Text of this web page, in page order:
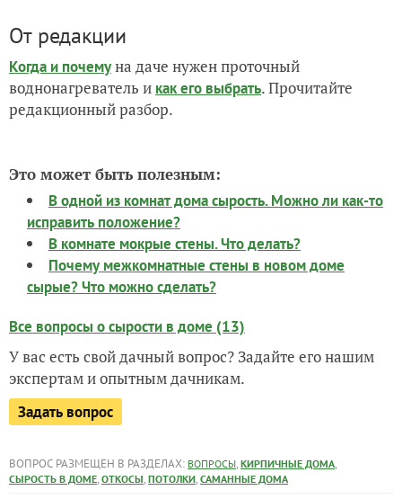
От редакции
Когда и почемуна даче нужен проточный
воднонагреватель и как его выбрать. Прочитайте
редакционный разбор.
Это может быть полезным:
В одной из комнат дома сырость. Можно ли как-то
исправить положение?
В комнате мокрые стены. Что делать?
Почему межкомнатные стены в новом доме
сырые? Что можно сделать?
Все вопросы о сырости в доме (13)
У вас есть свой дачный вопрос? Задайте его нашим
экспертам и опытным дачникам.
Задать вопрос
ВОПРОС РАЗМЕЩЕН В РАЗДЕЛАХ: ВОПРОСЫ, КИРПИЧНЫЕ ДОМА,
СЫРОСТЬ В ДОМЕ, ОТКОСЫ, ПОТОЛКИ, САМАННЫЕ ДОМА